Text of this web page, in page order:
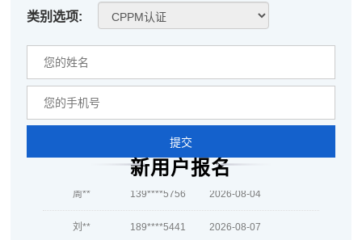
类别选项:
提交
新用户报名
蒋* 139****8183 2026-08-05
吴** 189****1012 2026-08-05
赵* 181****4270 2026-08-04
刘**